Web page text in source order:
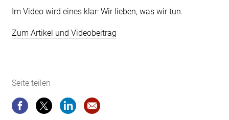
Im Video wird eines klar: Wir lieben, was wir tun.
Zum Artikel und Videobeitrag
Seite teilen
Seite teilenSeite teilenSeite teilenWebsite-Empfehlung: BIZ –